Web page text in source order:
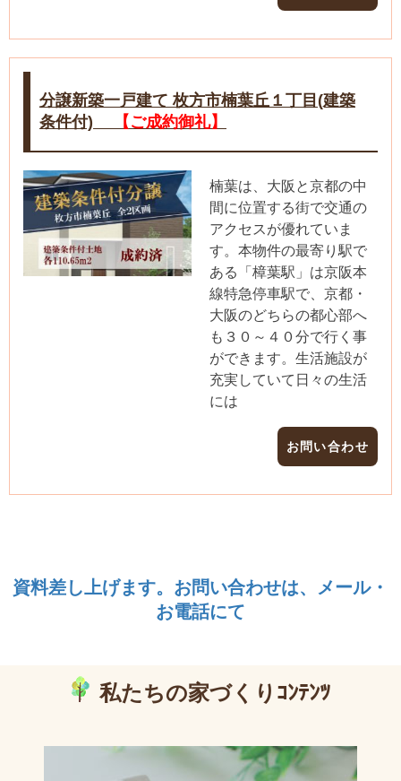
分譲新築一戸建て 枚方市楠葉丘１丁目(建築
条件付)
【ご成約御礼】
楠葉は、大阪と京都の中
間に位置する街で交通の
アクセスが優れていま
す。本物件の最寄り駅で
ある「樟葉駅」は京阪本
線特急停車駅で、京都・
大阪のどちらの都心部へ
も３０～４０分で行く事
ができます。生活施設が
充実していて日々の生活
には
お問い合わせ
資料差し上げます。お問い合わせは、メール・
お電話にて
私たちの家づくりｺﾝﾃﾝﾂ